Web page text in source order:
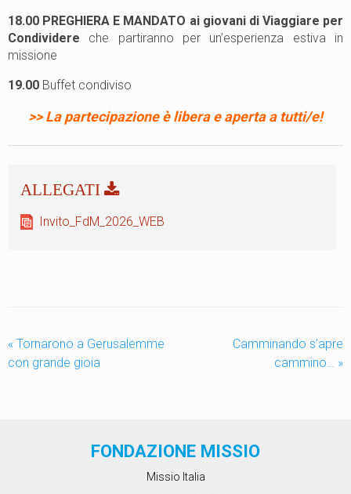
18.00 PREGHIERA E MANDATO ai giovani di Viaggiare per
Condividere
che partiranno per un’esperienza estiva
in
missione
19.00 Buffet condiviso
>> La partecipazione è libera e aperta a tutti/e!
Invito_FdM_2026_WEB
« Tornarono a Gerusalemme
con grande gioia
Camminando s’apre
cammino… »
FONDAZIONE MISSIO
Missio Italia